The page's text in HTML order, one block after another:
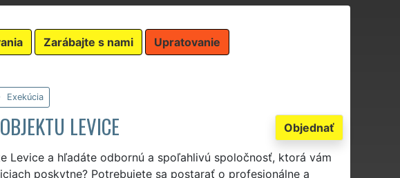
Zarábajte s nami Upratovanie
Exekúcia
Objednať
LEVICE
Levice a hľadáte odbornú a spoľahlivú spoločnosť, ktorá vám
poskytne? Potrebujete sa postarať o profesionálne a